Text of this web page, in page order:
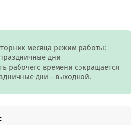
месяца режим работы:
дни
рабочего времени сокращается
дни - выходной.